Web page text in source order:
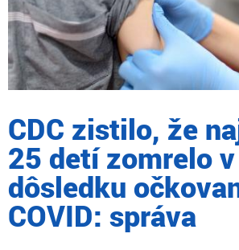
CDC zistilo, že
25 detí zomrelo v
dôsledku
COVID: správa